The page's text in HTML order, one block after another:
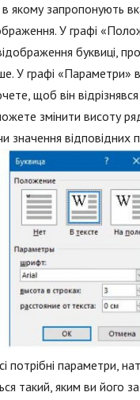
в якому запропонують
У графі
буквиці,
У графі «Параметри»
щоб він
змінити висоту
значення відповідних
потрібні параметри,
такий, яким ви його